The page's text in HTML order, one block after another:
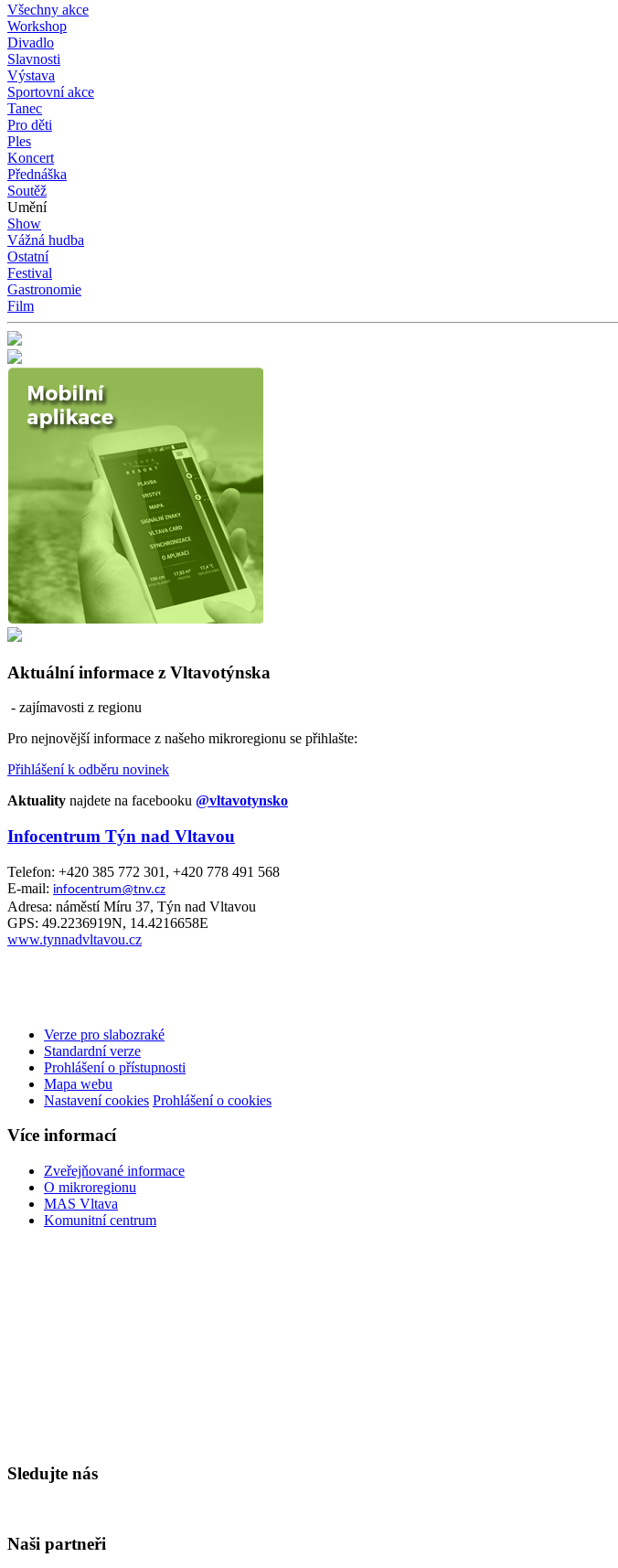
Všechny akce
Workshop
Divadlo
Slavnosti
Výstava
Sportovní akce
Tanec
Pro děti
Ples
Koncert
Přednáška
Soutěž
Umění
Show
Vážná hudba
Ostatní
Festival
Gastronomie
Film
Aktuální informace z Vltavotýnska
- zajímavosti z regionu
Pro nejnovější informace z našeho mikroregionu se přihlašte:
Přihlášení k odběru novinek
Aktuality najdete na facebooku @vltavotynsko
Infocentrum Týn nad Vltavou
Telefon: +420 385 772 301, +420 778 491 568
E-mail: infocentrum@tnv.cz
Adresa: náměstí Míru 37, Týn nad Vltavou
GPS: 49.2236919N, 14.4216658E
www.tynnadvltavou.cz
Verze pro slabozraké
Standardní verze
Prohlášení o přístupnosti
Mapa webu
Nastavení cookies Prohlášení o cookies
Více informací
Zveřejňované informace
O mikroregionu
MAS Vltava
Komunitní centrum
Sledujte nás
Naši partneři